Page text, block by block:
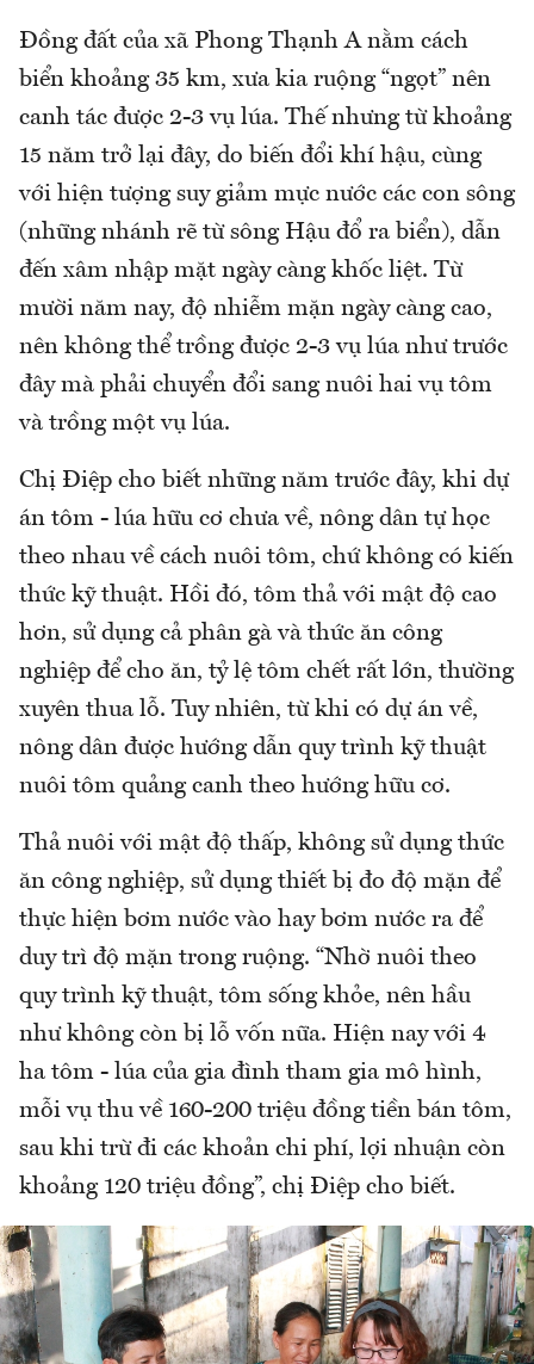
Đồng đất của xã Phong Thạnh A nằm cách
biển khoảng 35 km, xưa kia ruộng “ngọt” nên
canh tác được 2-3 vụ lúa. Thế nhưng từ khoảng
15 năm trở lại đây, do biến đổi khí hậu, cùng
với hiện tượng suy giảm mực nước các con sông
(những nhánh rẽ từ sông Hậu đổ ra biển), dẫn
đến xâm nhập mặt ngày càng khốc liệt. Từ
mười năm nay, độ nhiễm mặn ngày càng cao,
nên không thể trồng được 2-3 vụ lúa như trước
đây mà phải chuyển đổi sang nuôi hai vụ tôm
và trồng một vụ lúa.
Chị Điệp cho biết những năm trước đây, khi dự
án tôm - lúa hữu cơ chưa về, nông dân tự học
theo nhau về cách nuôi tôm, chứ không có kiến
thức kỹ thuật. Hồi đó, tôm thả với mật độ cao
hơn, sử dụng cả phân gà và thức ăn công
nghiệp để cho ăn, tỷ lệ tôm chết rất lớn, thường
xuyên thua lỗ. Tuy nhiên, từ khi có dự án về,
nông dân được hướng dẫn quy trình kỹ thuật
nuôi tôm quảng canh theo hướng hữu cơ.
Thả nuôi với mật độ thấp, không sử dụng thức
ăn công nghiệp, sử dụng thiết bị đo độ mặn để
thực hiện bơm nước vào hay bơm nước ra để
duy trì độ mặn trong ruộng. “Nhờ nuôi theo
quy trình kỹ thuật, tôm sống khỏe, nên hầu
như không còn bị lỗ vốn nữa. Hiện nay với 4
ha tôm - lúa của gia đình tham gia mô hình,
mỗi vụ thu về 160-200 triệu đồng tiền bán tôm,
sau khi trừ đi các khoản chi phí, lợi nhuận còn
khoảng 120 triệu đồng”, chị Điệp cho biết.